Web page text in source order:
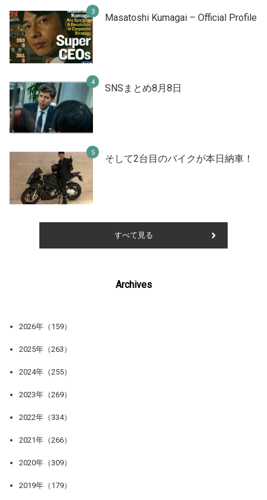
Masatoshi Kumagai – Official Profile
SNSまとめ8月8日
そして2台目のバイクが本日納車！
すべて見る
Archives
2026年（159）
2025年（263）
2024年（255）
2023年（269）
2022年（334）
2021年（266）
2020年（309）
2019年（179）